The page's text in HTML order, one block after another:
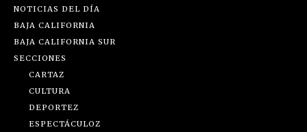
NOTICIAS DEL DÍA
BAJA CALIFORNIA
BAJA CALIFORNIA SUR
SECCIONES
CARTAZ
CULTURA
DEPORTEZ
ESPECTÁCULOZ